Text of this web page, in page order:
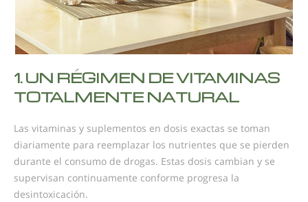
1.UN RÉGIMEN DE VITAMINAS
TOTALMENTE NATURAL
Las vitaminas y suplementos en dosis exactas se toman
diariamente para reemplazar los nutrientes que se pierden
durante el consumo de drogas. Estas dosis cambian y se
supervisan continuamente conforme progresa la
desintoxicación.